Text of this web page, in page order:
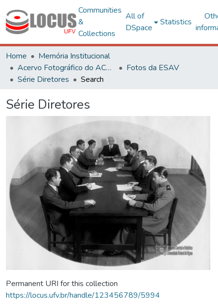
Communities
&
Collections
All of
DSpace
Statistics
Home
Memória Institucional
Acervo Fotográfico do ACH-UFV
Fotos da ESAV
Série Diretores
Search
Série Diretores
Permanent URI for this collection
https://locus.ufv.br/handle/123456789/5994